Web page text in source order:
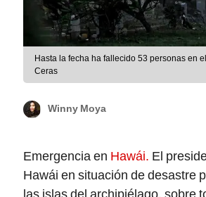
Hasta la fecha ha fallecido 53 personas en
Ceras
Winny Moya
Emergencia en Hawái. El
Hawái en situación de desastre
las islas del archipiélago, sobre